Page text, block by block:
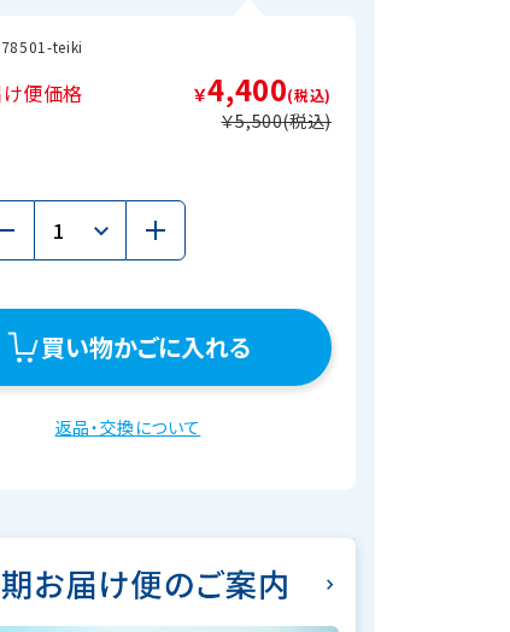
teiki
便価格 ￥4,400
￥5,500
買い物かごに入れる
返品・交換について